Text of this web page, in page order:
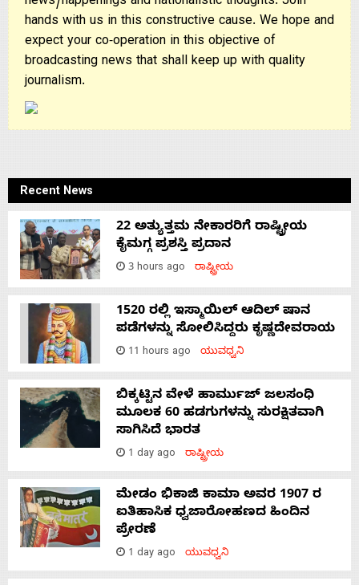
hands with us in this constructive cause. We hope and
expect your co-operation in this objective of
broadcasting news that shall keep up with quality
journalism.
Recent News
22 ಅತ್ಯುತ್ತಮ ನೇಕಾರರಿಗೆ ರಾಷ್ಟ್ರೀಯ
ಕೈಮಗ್ಗ ಪ್ರಶಸ್ತಿ ಪ್ರದಾನ
3 hours ago ರಾಷ್ಟ್ರೀಯ
1520 ರಲ್ಲಿ ಇಸ್ಮಾಯಿಲ್ ಆದಿಲ್ ಷಾನ
ಪಡೆಗಳನ್ನು ಸೋಲಿಸಿದ್ದರು ಕೃಷ್ಣದೇವರಾಯ
11 hours ago ಯುವಧ್ವನಿ
ಬಿಕ್ಕಟ್ಟಿನ ವೇಳೆ ಹಾರ್ಮುಜ್ ಜಲಸಂಧಿ
ಮೂಲಕ 60 ಹಡಗುಗಳನ್ನು ಸುರಕ್ಷಿತವಾಗಿ
ಸಾಗಿಸಿದೆ ಭಾರತ
1 day ago ರಾಷ್ಟ್ರೀಯ
ಮೇಡಂ ಭಿಕಾಜಿ ಕಾಮಾ ಅವರ 1907 ರ
ಐತಿಹಾಸಿಕ ಧ್ವಜಾರೋಹಣದ ಹಿಂದಿನ
ಪ್ರೇರಣೆ
1 day ago ಯುವಧ್ವನಿ